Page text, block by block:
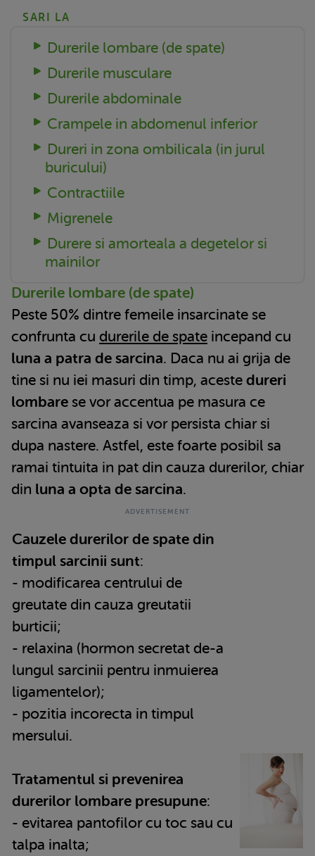
SARI LA
Durerile lombare (de spate)
Durerile musculare
Durerile abdominale
Crampele in abdomenul inferior
Dureri in zona ombilicala (in jurul
buricului)
Contractiile
Migrenele
Durere si amorteala a degetelor si
mainilor
Durerile lombare (de spate)
Peste 50% dintre femeile insarcinate se
confrunta cu durerile de spate incepand cu
luna a patra de sarcina. Daca nu ai grija de
tine si nu iei masuri din timp, aceste dureri
lombare se vor accentua pe masura ce
sarcina avanseaza si vor persista chiar si
dupa nastere. Astfel, este foarte posibil sa
ramai tintuita in pat din cauza durerilor, chiar
din luna a opta de sarcina.
Cauzele durerilor de spate din
timpul sarcinii sunt:
- modificarea centrului de
greutate din cauza greutatii
burticii;
- relaxina (hormon secretat de-a
lungul sarcinii pentru inmuierea
ligamentelor);
- pozitia incorecta in timpul
mersului.
Tratamentul si prevenirea
durerilor lombare presupune:
- evitarea pantofilor cu toc sau cu
talpa inalta;